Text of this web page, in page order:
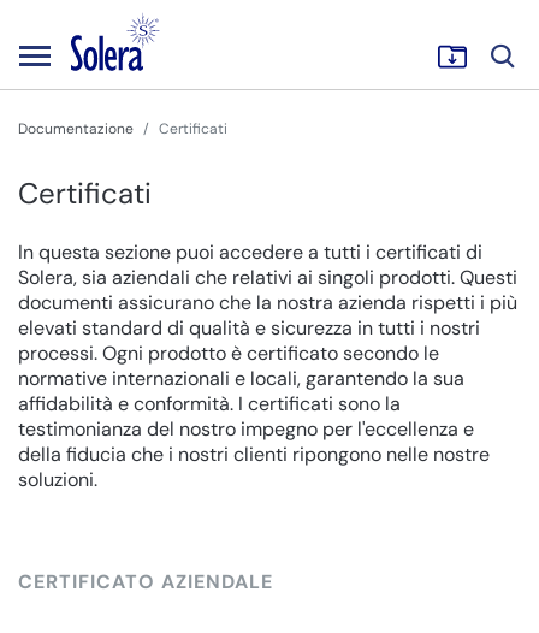
Documentazione Certificati
Certificati
In questa sezione puoi accedere a tutti i certificati di
Solera, sia aziendali che relativi ai singoli prodotti. Questi
documenti assicurano che la nostra azienda rispetti i più
elevati standard di qualità e sicurezza in tutti i nostri
processi. Ogni prodotto è certificato secondo le
normative internazionali e locali, garantendo la sua
affidabilità e conformità. I certificati sono la
testimonianza del nostro impegno per l'eccellenza e
della fiducia che i nostri clienti ripongono nelle nostre
soluzioni.
CERTIFICATO AZIENDALE